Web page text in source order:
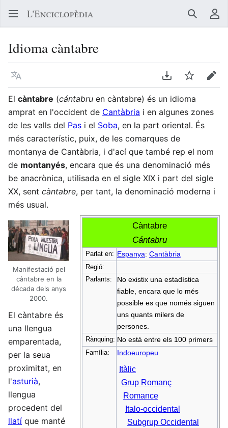
Buscar
Idioma càntabre
Llegir en un atre idioma Descarregar en
Vigilar
El càntabre (cántabru en càntabre) és un idioma
amprat en l'occident de Cantàbria i en algunes zones
de les valls del Pas i el Soba, en la part oriental. És
més característic, puix, de les comarques de
montanya de Cantàbria, i d'ací que també rep el nom
de montanyés, encara que és una denominació més
be anacrònica, utilisada en el sigle XIX i part del sigle
XX, sent càntabre, per tant, la denominació moderna i
més usual.
Càntabre
Cántabru
Parlat en: Espanya: Cantàbria
Regió:
Parlants:
No existix una estadística
fiable, encara que lo més
possible es que només siguen
uns quants milers de
persones.
Rànquing: No està entre els 100 primers
Família: Indoeuropeu
Itàlic
Grup Romanç
Romance
Italo-occidental
Subgrup Occidental
Manifestació pel
càntabre en la
década dels anys
2000.
El càntabre és
una llengua
emparentada,
per la seua
proximitat, en
l'asturià,
llengua
procedent del
llatí que manté